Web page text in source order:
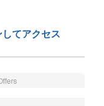
てアクセス